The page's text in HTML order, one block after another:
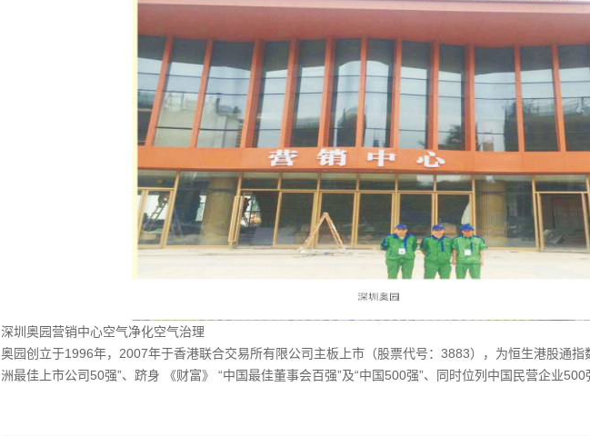
深圳奥园营销中心空气净化空气治理
奥园创立于1996年，2007年于香港联合交易所有限公司主板上市（股票代号：3883），为恒生港股通指
洲最佳上市公司50强”、跻身 《财富》 “中国最佳董事会百强”及“中国500强”、同时位列中国民营企业500